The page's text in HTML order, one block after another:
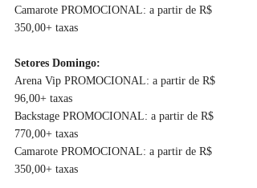
Camarote PROMOCIONAL: a partir de R$
350,00+ taxas
Setores Domingo:
Arena Vip PROMOCIONAL: a partir de R$
96,00+ taxas
Backstage PROMOCIONAL: a partir de R$
770,00+ taxas
Camarote PROMOCIONAL: a partir de R$
350,00+ taxas